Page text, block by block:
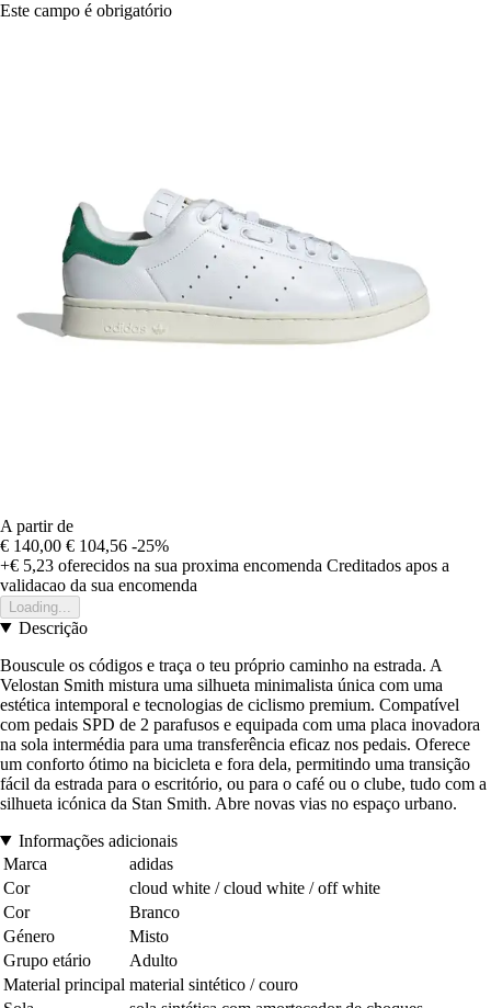
Este campo é obrigatório
A partir de
€ 140,00 € 104,56 -25%
+€ 5,23 oferecidos na sua proxima encomenda Creditados apos a
validacao da sua encomenda
Loading...
Descrição
Bouscule os códigos e traça o teu próprio caminho na estrada. A
Velostan Smith mistura uma silhueta minimalista única com uma
estética intemporal e tecnologias de ciclismo premium. Compatível
com pedais SPD de 2 parafusos e equipada com uma placa inovadora
na sola intermédia para uma transferência eficaz nos pedais. Oferece
um conforto ótimo na bicicleta e fora dela, permitindo uma transição
fácil da estrada para o escritório, ou para o café ou o clube, tudo com a
silhueta icónica da Stan Smith. Abre novas vias no espaço urbano.
Informações adicionais
Marca
adidas
Cor
cloud white / cloud white / off white
Cor
Branco
Género
Misto
Grupo etário
Adulto
Material principal material sintético / couro